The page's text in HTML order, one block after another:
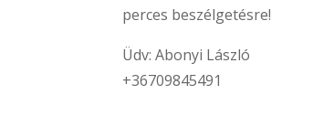
perces beszélgetésre!
Üdv: Abonyi László
+36709845491